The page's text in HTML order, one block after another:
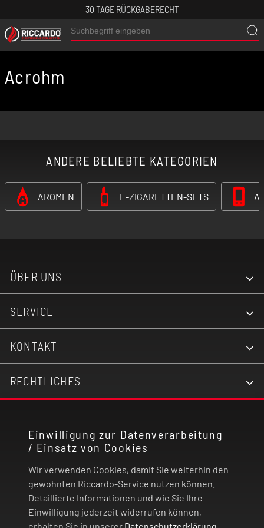
30 TAGE RÜCKGABERECHT
Einwilligung zur Datenverarbeitung
/ Einsatz von Cookies
Wir verwenden Cookies, damit Sie weiterhin den
gewohnten Riccardo-Service nutzen können.
Detaillierte Informationen und wie Sie Ihre
Einwilligung jederzeit widerrufen können,
Acrohm
ANDERE BELIEBTE KATEGORIEN
AROMEN E-ZIGARETTEN-SETS
ÜBER UNS
SERVICE
KONTAKT
RECHTLICHES
VERTRAG WIDERRUFEN
© 2026 | Riccardo Onlinestore GmbH